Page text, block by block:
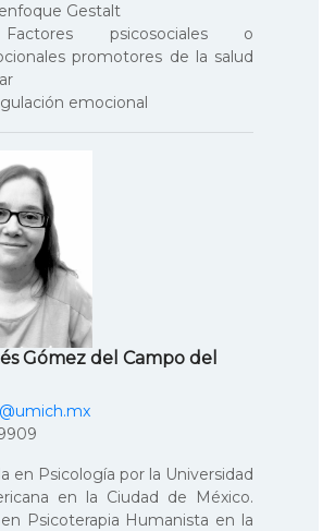
Gestalt
psicosociales o
promotores de la salud
emocional
Gómez del Campo del
en Psicología por la Universidad
en la Ciudad de México.
Psicoterapia Humanista en la